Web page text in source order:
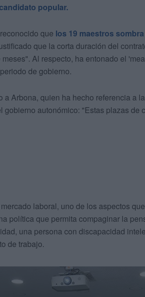
popular.
que los 19 maestros
que la corta duración del
Al respecto, ha entonado el
de gobierno.
a Arbona, quien ha hecho referencia a
gobierno autonómico: "Estas plazas
laboral, uno de los aspectos
política que permita compaginar la
una persona con discapacidad
de trabajo.